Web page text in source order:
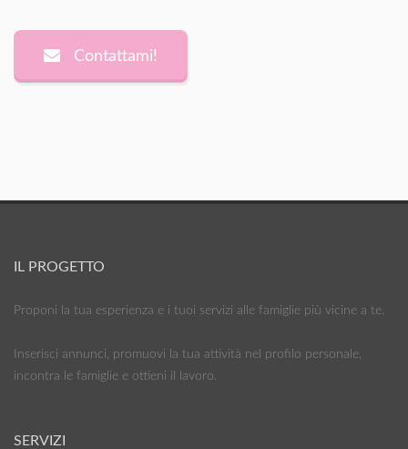
Contattami!
IL PROGETTO
Proponi la tua esperienza e i tuoi servizi alle famiglie più vicine a te.
Inserisci annunci, promuovi la tua attività nel profilo personale,
incontra le famiglie e ottieni il lavoro.
SERVIZI